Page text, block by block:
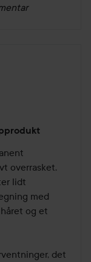
3 måneder
overrasket.
lidt
med
og et
det